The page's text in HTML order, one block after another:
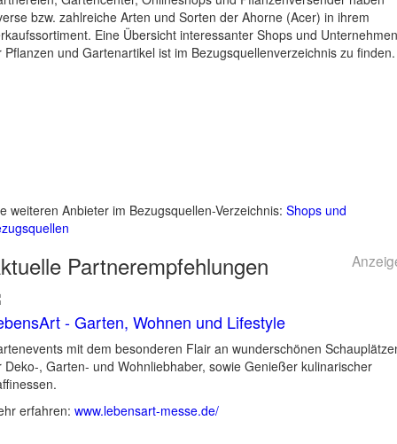
bzw. zahlreiche Arten und Sorten der Ahorne (Acer) in ihrem
Eine Übersicht interessanter Shops und Unternehmen
Pflanzen und Gartenartikel ist im Bezugsquellenverzeichnis zu finden.
weiteren Anbieter im Bezugsquellen-Verzeichnis: Shops und
Partnerempfehlungen
- Garten, Wohnen und Lifestyle
mit dem besonderen Flair an wunderschönen
Deko-, Garten- und Wohnliebhaber, sowie Genießer kulinarischer
erfahren: www.lebensart-messe.de/